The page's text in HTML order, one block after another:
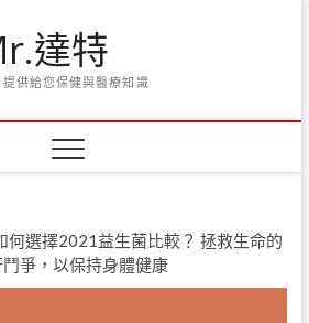
達特
供給您保健與醫療知識
何選擇2021益生菌比較？ 拯救生命的
爭，以保持身體健康